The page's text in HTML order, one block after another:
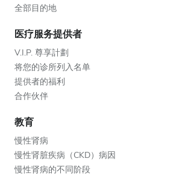
全部目的地
医疗服务提供者
V.I.P. 尊享計劃
将您的诊所列入名单
提供者的福利
合作伙伴
教育
慢性肾病
慢性肾脏疾病（CKD）病因
慢性肾病的不同阶段